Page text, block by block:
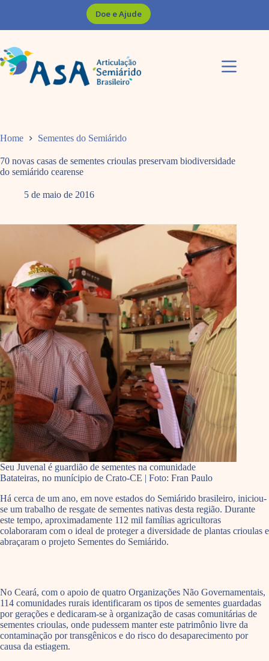
Doe e Ajude
Home Sementes do Semiárido
70 novas casas de sementes crioulas preservam biodiversidade
do semiárido cearense
5 de maio de 2016
Seu Juvenal é guardião de sementes na comunidade
Batateiras, no munícipio de Crato-CE | Foto: Fran Paulo
Há cerca de um ano, em nove estados do Semiárido brasileiro, iniciou-
se um trabalho de resgate de sementes nativas desta região. Durante
este tempo, aproximadamente 112 mil famílias agricultoras
colaboraram com o ideal de proteger a diversidade de plantas crioulas e
abraçaram o projeto Sementes do Semiárido.
No Ceará, com o apoio de quatro Organizações Não Governamentais,
114 comunidades rurais identificaram os tipos de sementes guardadas
por gerações e dedicaram-se à organização de casas comunitárias de
sementes crioulas, onde pudessem manter este patrimônio livre da
contaminação por transgênicos e do risco do desaparecimento por
causa da estiagem.